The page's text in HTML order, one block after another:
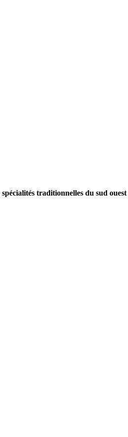
spécialités traditionnelles du sud ouest